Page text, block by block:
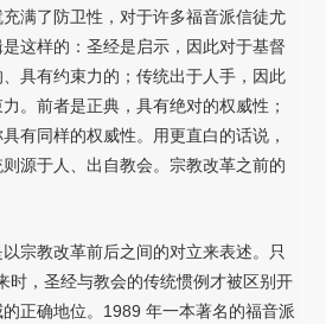
满了防卫性，对于许多福音派信徒尤
这样的：圣经是启示，因此对于基督
具有约束力的；传统出于人手，因此
。前者是正典，具有绝对的权威性；
有同样的权威性。用更直白的话说，
源于人、出自教会。宗教改革之前的
宗教改革前后之间的对立来表述。只
时，圣经与教会的传统惯例才被区别开
正确地位。1989 年一本著名的福音派